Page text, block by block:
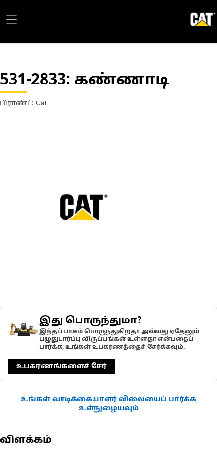
531-2833: கண்ணாடி
பிராண்ட்: Cat
இது பொருந்துமா?
இந்தப் பாகம் பொருந்துகிறதா அல்லது ஏதேனும்
பழுதுபார்ப்பு விருப்பங்கள் உள்ளதா என்பதைப்
பார்க்க, உங்கள் உபகரணத்தைச் சேர்க்கவும்.
உபகரணங்களைச் சேர்
உங்கள் வாடிக்கையாளர் விலையைப் பார்க்க
உள்நுழையவும்
விளக்கம்